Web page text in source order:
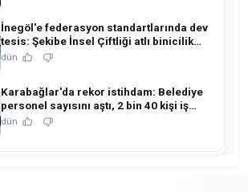
İnegöl'e federasyon standartlarında dev
tesis: Şekibe İnsel Çiftliği atlı binicilik
merkezine dönüşüyor!
dün
Karabağlar'da rekor istihdam: Belediye
personel sayısını aştı, 2 bin 40 kişi iş
sahibi oldu!
dün